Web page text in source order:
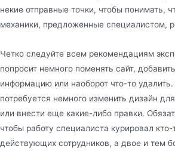
некие отправные точки, чтобы понимать,
механики, предложенные специалистом,
Четко следуйте всем рекомендациям
попросит немного поменять сайт,
информацию или наоборот что-то
потребуется немного изменить дизайн
или внести еще какие-либо правки.
чтобы работу специалиста курировал кто-
действующих сотрудников, а двое и тем